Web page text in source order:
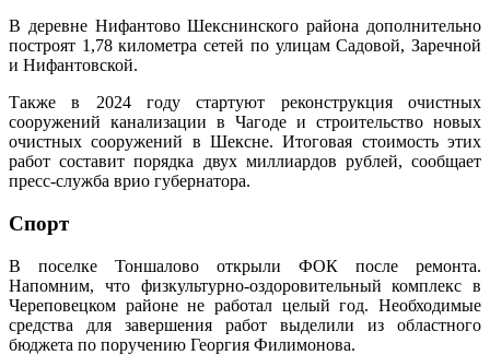
В деревне Нифантово Шекснинского района дополнительно
построят 1,78 километра сетей по улицам Садовой, Заречной
и Нифантовской.
Также в 2024 году стартуют реконструкция очистных
сооружений канализации в Чагоде и строительство новых
очистных сооружений в Шексне. Итоговая стоимость этих
работ составит порядка двух миллиардов рублей, сообщает
пресс-служба врио губернатора.
Спорт
В поселке Тоншалово открыли ФОК после ремонта.
Напомним, что физкультурно-оздоровительный комплекс в
Череповецком районе не работал целый год. Необходимые
средства для завершения работ выделили из областного
бюджета по поручению Георгия Филимонова.